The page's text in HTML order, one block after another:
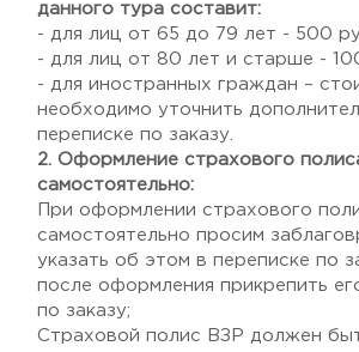
данного тура составит:
- для лиц от 65 до 79 лет - 500
- для лиц от 80 лет и старше -
- для иностранных граждан –
необходимо уточнить
переписке по заказу.
2. Оформление страхового
самостоятельно:
При оформлении страхового
самостоятельно просим
указать об этом в переписке по
после оформления прикрепить
по заказу;
Страховой полис ВЗР должен